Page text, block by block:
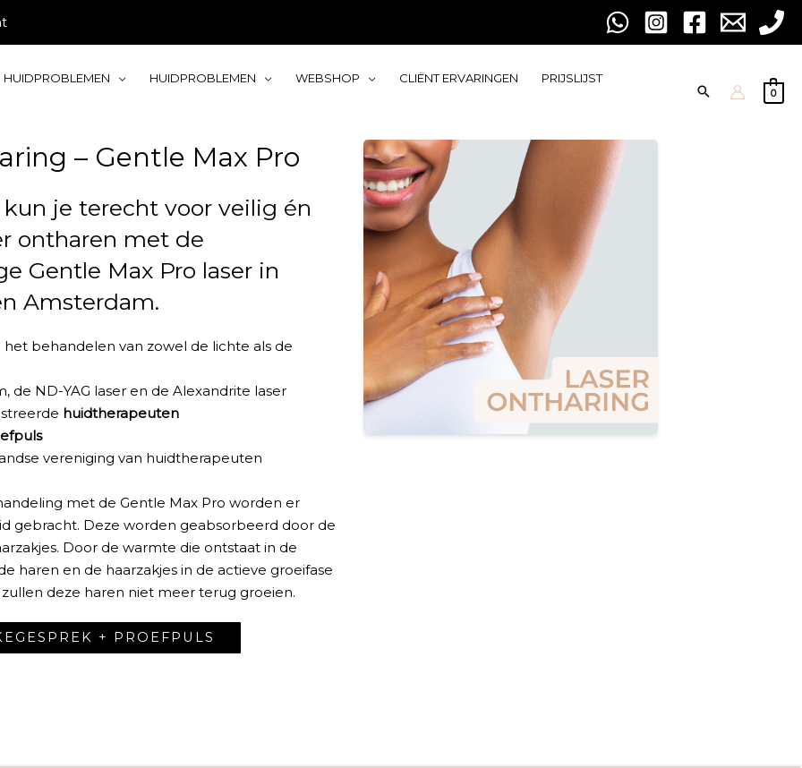
HUIDPROBLEMEN HUIDPROBLEMEN WEBSHOP CLIËNT ERVARINGEN PRIJSLIJST
0
– Gentle Max Pro
je terecht voor veilig én
ontharen met de
Gentle Max Pro laser in
Amsterdam.
behandelen van zowel de lichte als de
de ND-YAG laser en de Alexandrite laser
huidtherapeuten
vereniging van huidtherapeuten
met de Gentle Max Pro worden er
gebracht. Deze worden geabsorbeerd door de
Door de warmte die ontstaat in de
haren en de haarzakjes in de actieve groeifase
deze haren niet meer terug groeien.
+ PROEFPULS